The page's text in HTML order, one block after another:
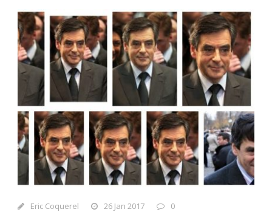
Eric Coquerel 26 Jan 2017 0